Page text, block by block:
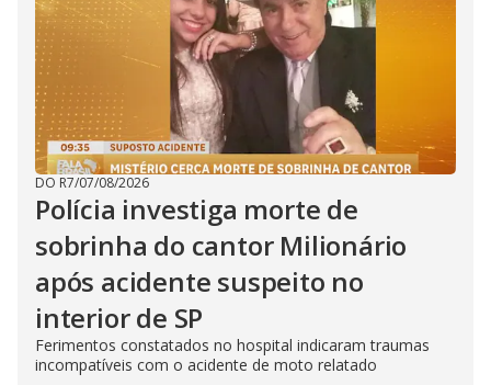
DO R7/07/08/2026
Polícia investiga morte de
sobrinha do cantor Milionário
após acidente suspeito no
interior de SP
Ferimentos constatados no hospital indicaram traumas
incompatíveis com o acidente de moto relatado